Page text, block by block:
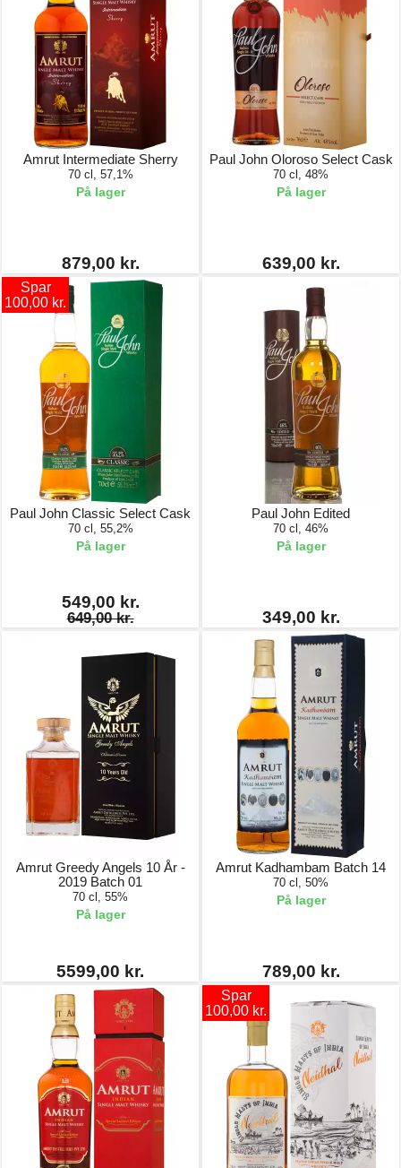
Amrut Intermediate Sherry
70 cl, 57,1%
På lager
879,00 kr.
Paul John Oloroso Select Cask
70 cl, 48%
På lager
639,00 kr.
Spar
100,00 kr.
Paul John Classic Select Cask
70 cl, 55,2%
På lager
549,00 kr.
649,00 kr.
Paul John Edited
70 cl, 46%
På lager
349,00 kr.
Amrut Greedy Angels 10 År -
2019 Batch 01
70 cl, 55%
På lager
5599,00 kr.
Amrut Kadhambam Batch 14
70 cl, 50%
På lager
789,00 kr.
Spar
100,00 kr.